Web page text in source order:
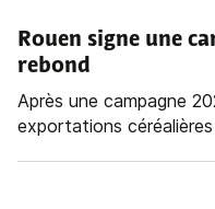
Rouen signe une
rebond
Après une campagne
exportations